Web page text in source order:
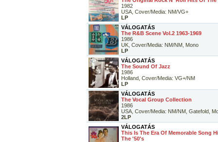
1982
USA, Cover/Media: NM/VG+
LP
VÁLOGATÁS
The R&B Scene Vol.2 1963-1969
1986
UK, Cover/Media: NM/NM, Mono
LP
VÁLOGATÁS
The Sound Of Jazz
1986
Holland, Cover/Media: VG+/NM
LP
VÁLOGATÁS
The Vocal Group Collection
1986
USA, Cover/Media: NM/NM, Gatefold,
2LP
VÁLOGATÁS
This Is The Era Of Memorable Song
The '50's